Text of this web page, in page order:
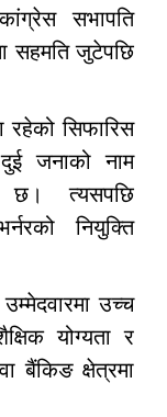
सभापति
सहमति जुटेपछि
रहेको सिफारिस
जनाको नाम
छ। त्यसपछि
नियुक्ति
उच्च
योग्यता र
बैंकिङ क्षेत्रमा